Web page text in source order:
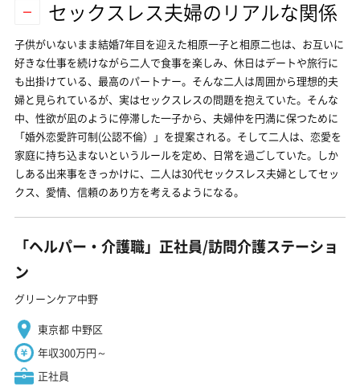
セックスレス夫婦のリアルな関係
子供がいないまま結婚7年目を迎えた相原一子と相原二也は、お互いに
好きな仕事を続けながら二人で食事を楽しみ、休日はデートや旅行に
も出掛けている、最高のパートナー。そんな二人は周囲から理想的夫
婦と見られているが、実はセックスレスの問題を抱えていた。そんな
中、性欲が凪のように停滞した一子から、夫婦仲を円満に保つために
「婚外恋愛許可制(公認不倫）」を提案される。そして二人は、恋愛を
家庭に持ち込まないというルールを定め、日常を過ごしていた。しか
しある出来事をきっかけに、二人は30代セックスレス夫婦としてセッ
クス、愛情、信頼のあり方を考えるようになる。
「ヘルパー・介護職」正社員/訪問介護ステーショ
ン
グリーンケア中野
東京都 中野区
年収300万円～
正社員